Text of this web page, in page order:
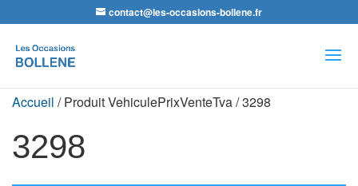
contact@les-occasions-bollene.fr
de
produits
Accueil / Produit VehiculePrixVenteTva / 3298
3298